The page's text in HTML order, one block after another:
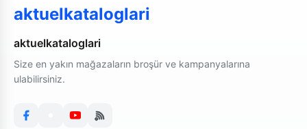
aktuelkataloglari
aktuelkataloglari
Size en yakın mağazaların broşür ve kampanyalarına
ulabilirsiniz.